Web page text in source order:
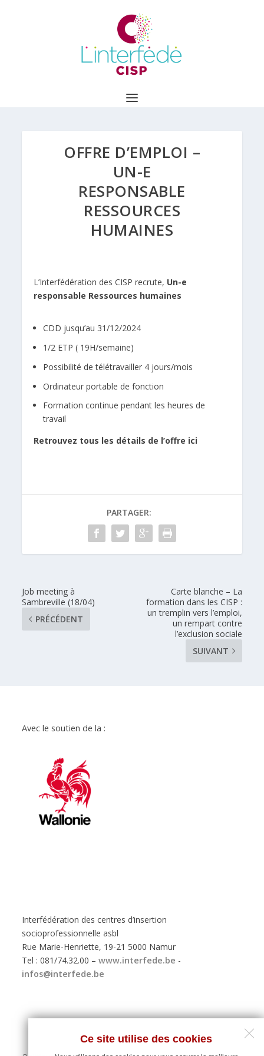
Ce site utilise des cookies
OFFRE D’EMPLOI –
UN-E
RESPONSABLE
RESSOURCES
HUMAINES
L’Interfédération des CISP recrute, Un-e
responsable Ressources humaines
CDD jusqu’au 31/12/2024
1/2 ETP ( 19H/semaine)
Possibilité de télétravailler 4 jours/mois
Ordinateur portable de fonction
Formation continue pendant les heures de
travail
Retrouvez tous les détails de l’offre ici
PARTAGER:
Job meeting à
Sambreville (18/04)
PRÉCÉDENT
Carte blanche – La
formation dans les CISP :
un tremplin vers l’emploi,
un rempart contre
l’exclusion sociale
SUIVANT
Avec le soutien de la :
Interfédération des centres d’insertion
socioprofessionnelle asbl
Rue Marie-Henriette, 19-21 5000 Namur
Tel : 081/74.32.00 –www.interfede.be -
infos@interfede.be